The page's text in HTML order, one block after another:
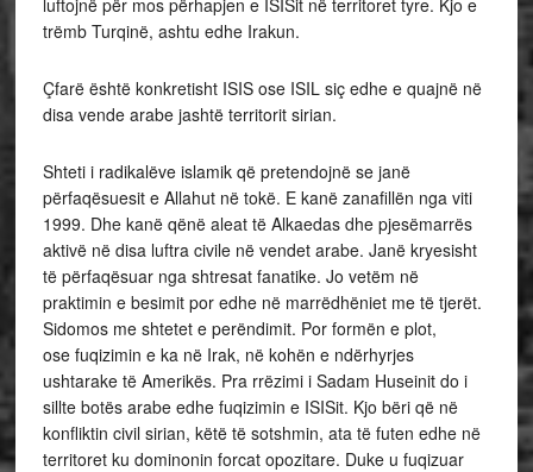
luftojnë për mos përhapjen e ISIS­it në territoret tyre. Kjo e
trëmb Turqinë, ashtu edhe Irakun.
Çfarë është konkretisht ISIS ose ISIL siç edhe e quajnë në
disa vende arabe jashtë territorit sirian.
Shteti i radikalëve islamik që pretendojnë se janë
përfaqësuesit e Allahut në tokë. E kanë zanafillën nga viti
1999. Dhe kanë qënë aleat të Alkaedas dhe pjesëmarrës
aktivë në disa luftra civile në vendet arabe. Janë kryesisht
të përfaqësuar nga shtresat fanatike. Jo vetëm në
praktimin e besimit por edhe në marrëdhëniet me të tjerët.
Sidomos me shtetet e perëndimit. Por formën e plot,
ose fuqizimin e ka në Irak, në kohën e ndërhyrjes
ushtarake të Amerikës. Pra rrëzimi i Sadam Huseinit do i
sillte botës arabe edhe fuqizimin e ISIS­it. Kjo bëri që në
konfliktin civil sirian, këtë të sotshmin, ata të futen edhe në
territoret ku dominonin forcat opozitare. Duke u fuqizuar